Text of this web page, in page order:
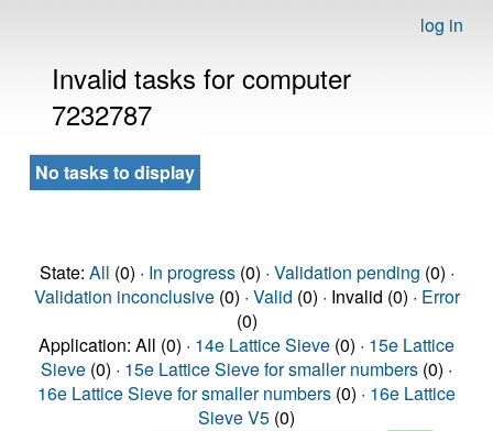
log in
Invalid tasks for computer
7232787
No tasks to display
State: All (0) · In progress(0) · Validation pending (0) ·
Validation inconclusive(0) · Valid (0) · Invalid (0) · Error
(0)
Application: All (0) · 14e Lattice Sieve (0) · 15e Lattice
Sieve (0) · 15e Lattice Sieve for smaller numbers (0) ·
16e Lattice Sieve for smaller numbers (0) · 16e Lattice
Sieve V5 (0)